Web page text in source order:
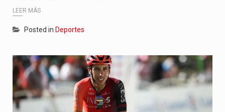
LEER MÁS
Posted in Deportes